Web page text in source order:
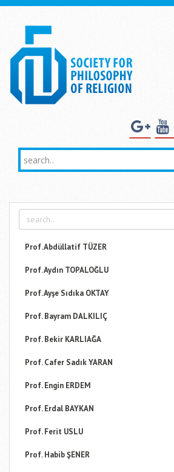
Prof. Abdüllatif TÜZER
Prof. Aydın TOPALOĞLU
Prof. Ayşe Sıdıka OKTAY
Prof. Bayram DALKILIÇ
Prof. Bekir KARLIAĞA
Prof. Cafer Sadık YARAN
Prof. Engin ERDEM
Prof. Erdal BAYKAN
Prof. Ferit USLU
Prof. Habib ŞENER